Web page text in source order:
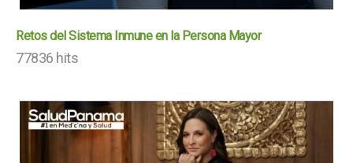
Retos del Sistema Inmune en la Persona Mayor
77836 hits